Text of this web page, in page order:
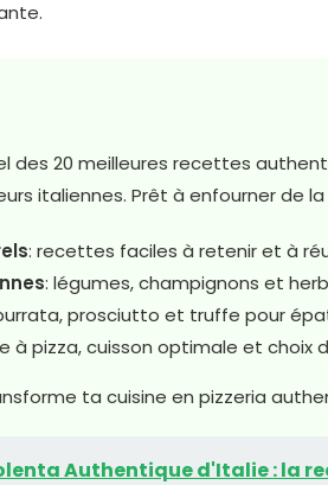
des 20 meilleures recettes
italiennes. Prêt à enfourner de
: recettes faciles à retenir et à
: légumes, champignons et
prosciutto et truffe pour
à pizza, cuisson optimale et choix
ta cuisine en pizzeria
Authentique d'Italie : la